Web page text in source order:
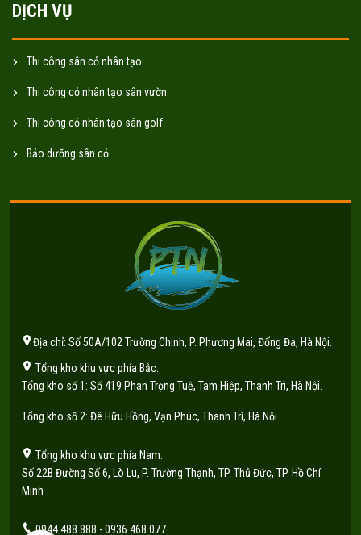
DỊCH VỤ
Thi công sân cỏ nhân tạo
Thi công cỏ nhân tạo sân vườn
Thi công cỏ nhân tạo sân golf
Bảo dưỡng sân cỏ
Địa chỉ: Số 50A/102 Trường Chinh, P. Phương Mai, Đống Đa, Hà Nội.
Tổng kho khu vực phía Bắc:
Tổng kho số 1: Số 419 Phan Trọng Tuệ, Tam Hiệp, Thanh Trì, Hà Nội.
Tổng kho số 2: Đê Hữu Hồng, Vạn Phúc, Thanh Trì, Hà Nội.
Tổng kho khu vực phía Nam:
Số 22B Đường Số 6, Lò Lu, P. Trường Thạnh, TP. Thủ Đức, TP. Hồ Chí
Minh
0944 488 888 - 0936 468 077